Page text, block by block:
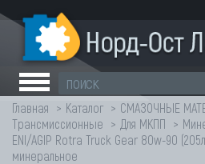
Главная Каталог СМАЗОЧНЫЕ
Трансмиссионные
Для МКПП
ENI/AGIP Rotra Truck Gear 80w-90
минеральное